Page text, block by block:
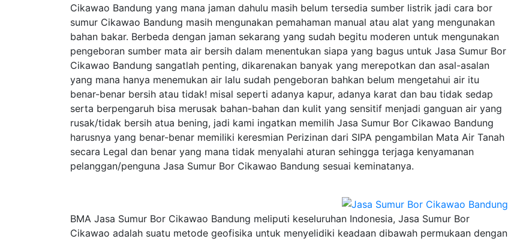
Cikawao Bandung yang mana jaman dahulu masih belum tersedia sumber listrik jadi cara bor
sumur Cikawao Bandung masih mengunakan pemahaman manual atau alat yang mengunakan
bahan bakar. Berbeda dengan jaman sekarang yang sudah begitu moderen untuk mengunakan
pengeboran sumber mata air bersih dalam menentukan siapa yang bagus untuk Jasa Sumur Bor
Cikawao Bandung sangatlah penting, dikarenakan banyak yang merepotkan dan asal-asalan
yang mana hanya menemukan air lalu sudah pengeboran bahkan belum mengetahui air itu
benar-benar bersih atau tidak! misal seperti adanya kapur, adanya karat dan bau tidak sedap
serta berpengaruh bisa merusak bahan-bahan dan kulit yang sensitif menjadi ganguan air yang
rusak/tidak bersih atua bening, jadi kami ingatkan memilih Jasa Sumur Bor Cikawao Bandung
harusnya yang benar-benar memiliki keresmian Perizinan dari SIPA pengambilan Mata Air Tanah
secara Legal dan benar yang mana tidak menyalahi aturan sehingga terjaga kenyamanan
pelanggan/penguna Jasa Sumur Bor Cikawao Bandung sesuai keminatanya.
BMA Jasa Sumur Bor Cikawao Bandung meliputi keseluruhan Indonesia, Jasa Sumur Bor
Cikawao adalah suatu metode geofisika untuk menyelidiki keadaan dibawah permukaan dengan